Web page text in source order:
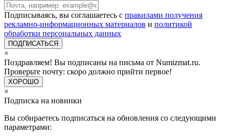
Подписываясь, вы соглашаетесь с правилами получения
рекламно-информационных материалов и политикой
обработки персональных данных
ПОДПИСАТЬСЯ
×
Поздравляем! Вы подписаны на письма от Numizmat.ru.
Проверьте почту: скоро должно прийти первое!
ХОРОШО
×
Подписка на новинки
Вы собираетесь подписаться на обновления со следующими
параметрами: